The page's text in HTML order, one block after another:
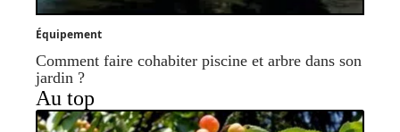
Équipement
Comment faire cohabiter piscine et arbre dans son
jardin ?
Au top